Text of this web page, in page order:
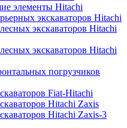
элементы Hitachi
экскаваторов Hitachi
экскаваторов Hitachi
экскаваторов Hitachi
погрузчиков
Fiat-Hitachi
Hitachi Zaxis
Hitachi Zaxis-3